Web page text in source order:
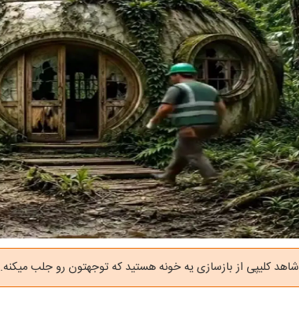
شاهد کلیپی از بازسازی یه خونه هستید که توجهتون رو جلب میکنه.